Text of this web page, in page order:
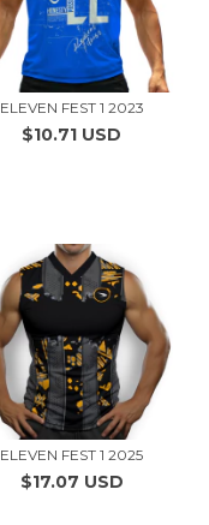
ELEVEN FEST 1 2023
$10.71 USD
ELEVEN FEST 1 2025
$17.07 USD